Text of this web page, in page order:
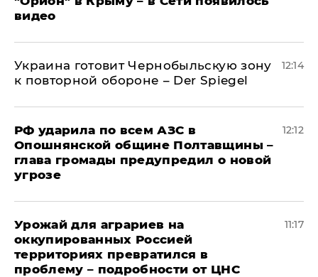
видео
Украина готовит Чернобыльскую зону
к повторной обороне – Der Spiegel
12:14
РФ ударила по всем АЗС в
Опошнянской общине Полтавщины –
глава громады предупредил о новой
угрозе
12:12
Урожай для аграриев на
оккупированных Россией
территориях превратился в
проблему – подробности от ЦНС
11:17